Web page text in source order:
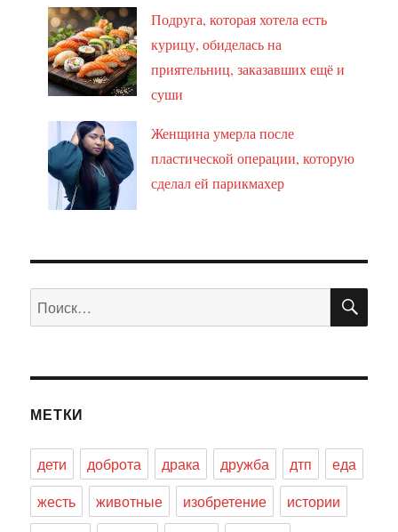
Подруга, которая хотела есть
курицу, обиделась на
приятельниц, заказавших ещё и
суши
Женщина умерла после
пластической операции, которую
сделал ей парикмахер
Искать:
МЕТКИ
дети доброта драка дружба дтп
еда
жесть
животные изобретение
истории